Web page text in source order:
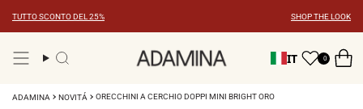
contenuto
TUTTO SCONTO DEL 25% SHOP THE LOOK
Ricerca IT 0
ADAMINA NOVITÁ ORECCHINI A CERCHIO DOPPI MINI BRIGHT ORO